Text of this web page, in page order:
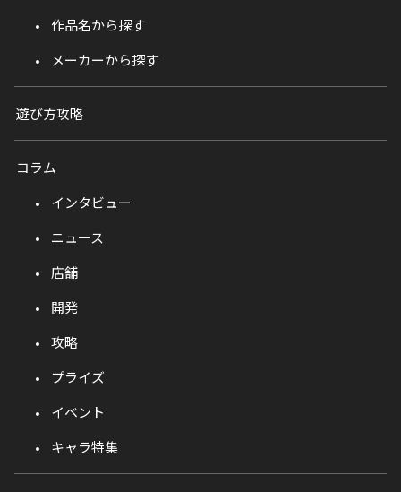
作品名から探す
メーカーから探す
遊び方攻略
コラム
インタビュー
ニュース
店舗
開発
攻略
プライズ
イベント
キャラ特集